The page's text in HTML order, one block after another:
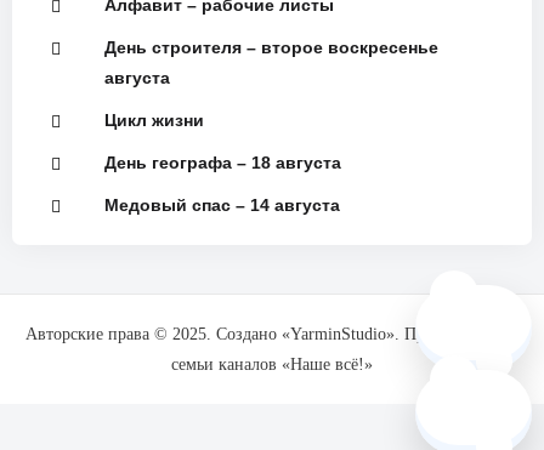
Алфавит – рабочие листы
День строителя – второе воскресенье
августа
Цикл жизни
День географа – 18 августа
Медовый спас – 14 августа
Авторские права © 2025. Создано «YarminStudio». При поддержке
семьи каналов «Наше всё!»